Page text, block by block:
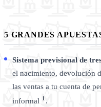
5 GRANDES
Sistema previsional de
el nacimiento, devolución
las ventas a tu cuenta de
informal 1 .